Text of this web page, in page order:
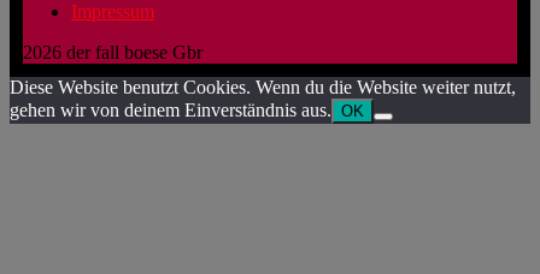
Impressum
2026 der fall boese Gbr
Diese Website benutzt Cookies. Wenn du die Website weiter nutzt,
gehen wir von deinem Einverständnis aus. OK